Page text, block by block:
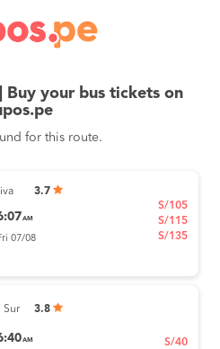
Buy your bus tickets on
for this route.
3.7
AM
07/08
S/105
S/115
S/135
Sur 3.8
AM S/40